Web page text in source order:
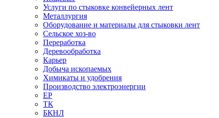
Услуги по стыковке конвейерных лент
Металлургия
Оборудование и материалы для стыковки лент
Сельское хоз-во
Переработка
Деревообработка
Карьер
Добыча ископаемых
Химикаты и удобрения
Производство электроэнергии
EP
ТК
БКНЛ